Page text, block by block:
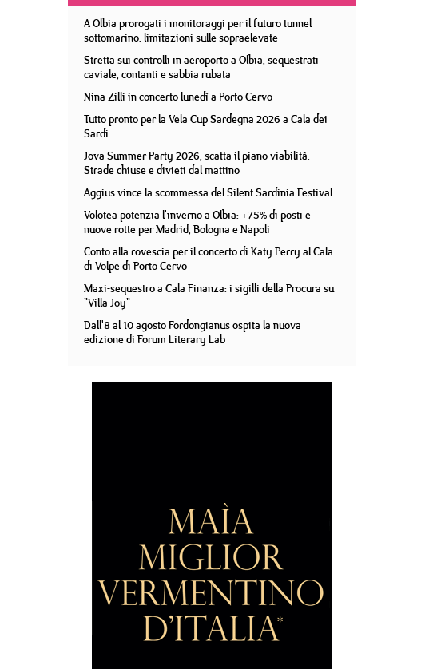
A Olbia prorogati i monitoraggi per il futuro tunnel
sottomarino: limitazioni sulle sopraelevate
Stretta sui controlli in aeroporto a Olbia, sequestrati
caviale, contanti e sabbia rubata
Nina Zilli in concerto lunedì a Porto Cervo
Tutto pronto per la Vela Cup Sardegna 2026 a Cala dei
Sardi
Jova Summer Party 2026, scatta il piano viabilità.
Strade chiuse e divieti dal mattino
Aggius vince la scommessa del Silent Sardinia Festival
Volotea potenzia l'inverno a Olbia: +75% di posti e
nuove rotte per Madrid, Bologna e Napoli
Conto alla rovescia per il concerto di Katy Perry al Cala
di Volpe di Porto Cervo
Maxi-sequestro a Cala Finanza: i sigilli della Procura su
"Villa Joy"
Dall'8 al 10 agosto Fordongianus ospita la nuova
edizione di Forum Literary Lab